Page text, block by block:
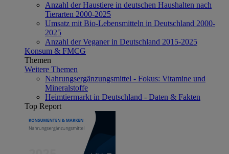
Anzahl der Haustiere in deutschen Haushalten nach
Tierarten 2000-2025
Umsatz mit Bio-Lebensmitteln in Deutschland 2000-
2025
Anzahl der Veganer in Deutschland 2015-2025
Konsum & FMCG
Themen
Weitere Themen
Nahrungsergänzungsmittel - Fokus: Vitamine und
Mineralstoffe
Heimtiermarkt in Deutschland - Daten & Fakten
Top Report